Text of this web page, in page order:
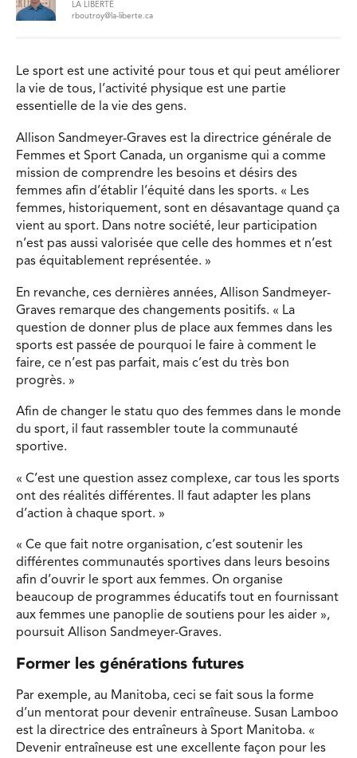
LA LIBERTÉ
rboutroy@la-liberte.ca
Le sport est une activité pour tous et qui peut améliorer
la vie de tous, l’activité physique est une partie
essentielle de la vie des gens.
Allison Sandmeyer-Graves est la directrice générale de
Femmes et Sport Canada, un organisme qui a comme
mission de comprendre les besoins et désirs des
femmes afin d’établir l’équité dans les sports. « Les
femmes, historiquement, sont en désavantage quand ça
vient au sport. Dans notre société, leur participation
n’est pas aussi valorisée que celle des hommes et n’est
pas équitablement représentée. »
En revanche, ces dernières années, Allison Sandmeyer-
Graves remarque des changements positifs. « La
question de donner plus de place aux femmes dans les
sports est passée de pourquoi le faire à comment le
faire, ce n’est pas parfait, mais c’est du très bon
progrès. »
Afin de changer le statu quo des femmes dans le monde
du sport, il faut rassembler toute la communauté
sportive.
« C’est une question assez complexe, car tous les sports
ont des réalités différentes. Il faut adapter les plans
d’action à chaque sport. »
« Ce que fait notre organisation, c’est soutenir les
différentes communautés sportives dans leurs besoins
afin d’ouvrir le sport aux femmes. On organise
beaucoup de programmes éducatifs tout en fournissant
aux femmes une panoplie de soutiens pour les aider »,
poursuit Allison Sandmeyer-Graves.
Former les générations futures
Par exemple, au Manitoba, ceci se fait sous la forme
d’un mentorat pour devenir entraîneuse. Susan Lamboo
est la directrice des entraîneurs à Sport Manitoba. «
Devenir entraîneuse est une excellente façon pour les